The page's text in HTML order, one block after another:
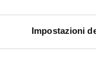
Impostazioni